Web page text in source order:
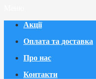
Акції
Оплата та доставка
Про нас
Контакти